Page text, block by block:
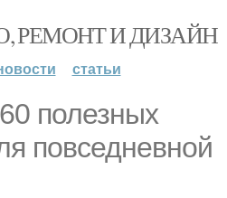
РЕМОНТ И ДИЗАЙН
статьи
полезных
повседневной